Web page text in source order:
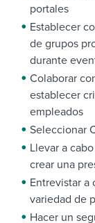
portales
Establecer
de grupos
durante
Colaborar
establecer
empleados
Seleccionar
Llevar a
crear una
Entrevistar a
variedad de
Hacer un